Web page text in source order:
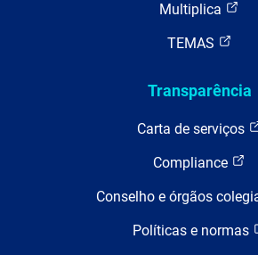
Multiplica
TEMAS
Transparência
Carta de serviços
Compliance
Conselho e órgãos
Políticas e normas